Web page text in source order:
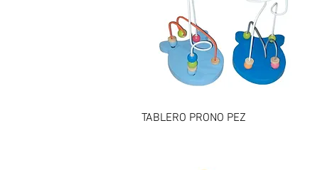
Vista rápida
TABLERO PRONO PEZ